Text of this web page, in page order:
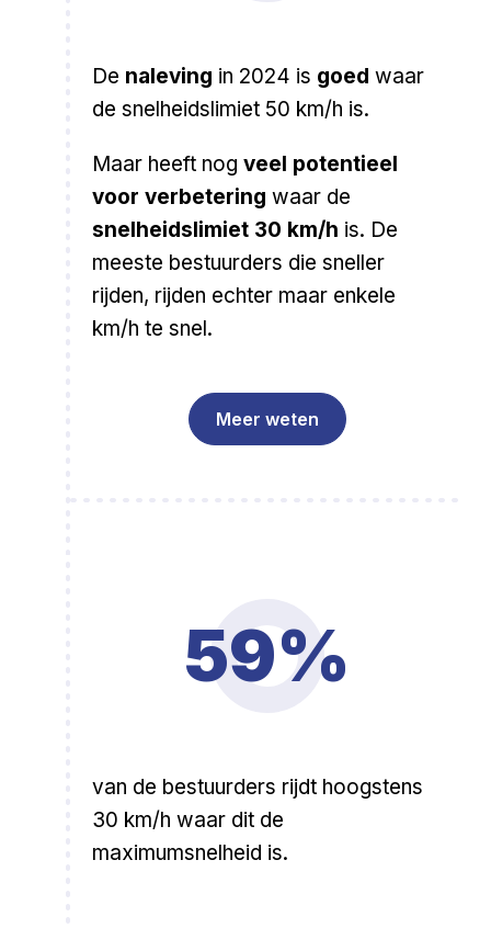
De naleving in 2024 is goed waar
de snelheidslimiet 50 km/h is.
Maar heeft nog veel potentieel
voor verbetering waar de
snelheidslimiet 30 km/h is. De
meeste bestuurders die sneller
rijden, rijden echter maar enkele
km/h te snel.
Meer weten
59%
van de bestuurders rijdt hoogstens
30 km/h waar dit de
maximumsnelheid is.